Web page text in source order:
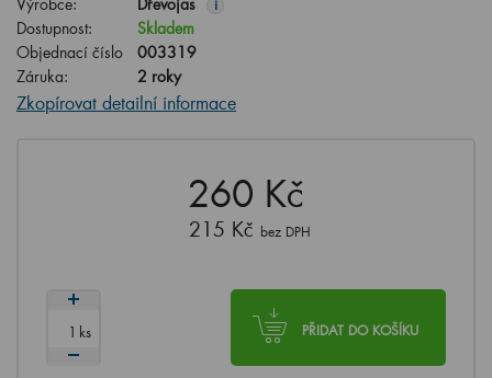
i
Dostupnost:
Skladem
Objednací číslo
003319
Záruka:
2 roky
Zkopírovat detailní informace
260 Kč
215 Kč bez DPH
PŘIDAT DO KOŠÍKU
ks